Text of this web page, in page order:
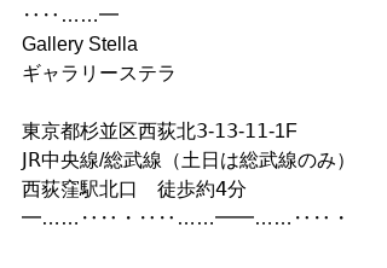
‥‥……━
Gallery Stella
ギャラリーステラ
東京都杉並区西荻北𝟥-𝟣𝟥-𝟣𝟣-1F
𝖩𝖱中央線/総武線（土日は総武線のみ）
西荻窪駅北口　徒歩約𝟦分
━……‥‥・‥‥……━━……‥‥・